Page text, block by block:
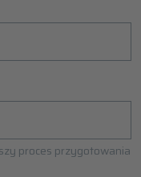
proces przygotowania